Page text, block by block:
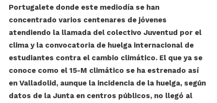
Portugalete donde este mediodía se han
concentrado varios centenares de jóvenes
atendiendo la llamada del colectivo Juventud por el
clima y la convocatoria de huelga internacional de
estudiantes contra el cambio climático. El que ya se
conoce como el 15-M climático se ha estrenado así
en Valladolid, aunque la incidencia de la huelga, según
datos de la Junta en centros públicos, no llegó al